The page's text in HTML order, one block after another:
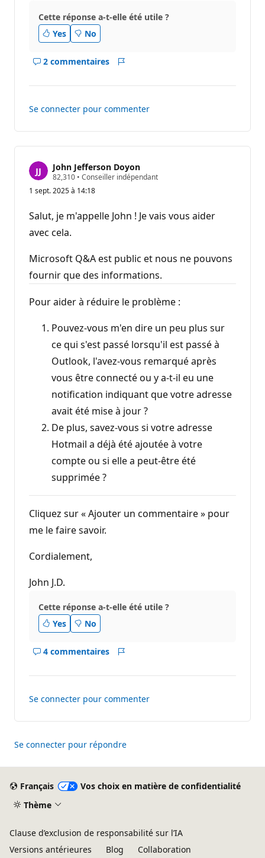
Cette réponse a-t-elle été utile ?
Yes
No
2 commentaires
Afficher
pour
réponse
Se connecter pour commenter
John Jefferson Doyon
82,310 P
t
s
é
p
u
t
n
• Conseiller indépendant
1 sept. 2025 à 14:18
Salut, je m'appelle John ! Je vais vous aider
avec cela.
Microsoft Q&A est public et nous ne pouvons
fournir que des informations.
Pour aider à réduire le problème :
Pouvez-vous m'en dire un peu plus sur
ce qui s'est passé lorsqu'il est passé à
Outlook, l'avez-vous remarqué après
vous être connecté ou y a-t-il eu une
notification indiquant que votre adresse
avait été mise à jour ?
De plus, savez-vous si votre adresse
Hotmail a déjà été ajoutée à votre
compte ou si elle a peut-être été
supprimée ?
Cliquez sur « Ajouter un commentaire » pour
me le faire savoir.
Cordialement,
John J.D.
Cette réponse a-t-elle été utile ?
Yes
No
4 commentaires
Afficher
pour
réponse
Se connecter pour commenter
Se connecter pour répondre
Français
Vos choix en matière de confidentialité
Thème
Clause d’exclusion de responsabilité sur l’IA
Versions antérieures
Blog Collaboration